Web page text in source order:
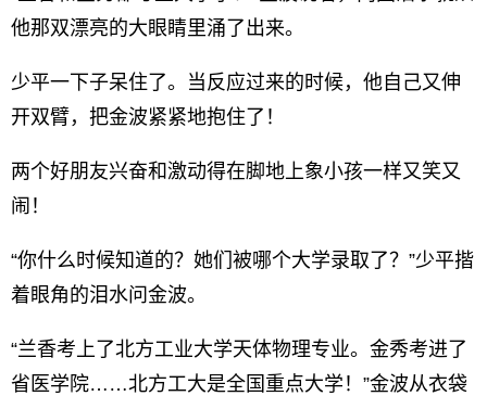
他那双漂亮的大眼睛里涌了出来。
少平一下子呆住了。当反应过来的时候，他自己又伸
开双臂，把金波紧紧地抱住了！
两个好朋友兴奋和激动得在脚地上象小孩一样又笑又
闹！
“你什么时候知道的？她们被哪个大学录取了？”少平揩
着眼角的泪水问金波。
“兰香考上了北方工业大学天体物理专业。金秀考进了
省医学院……北方工大是全国重点大学！”金波从衣袋